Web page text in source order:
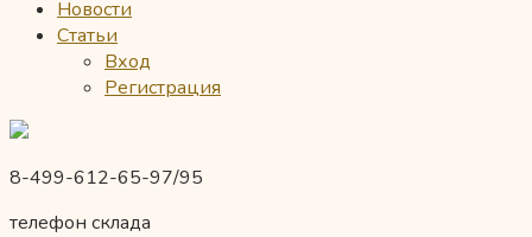
Новости
Статьи
Вход
Регистрация
8-499-612-65-97/95
телефон склада